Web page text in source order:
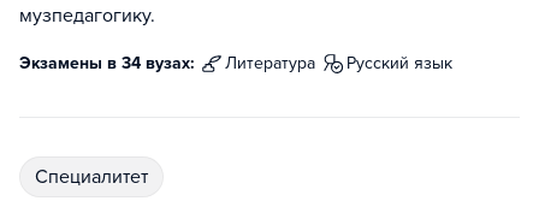
музпедагогику.
Экзамены в 34 вузах: литература русский язык
специалитет